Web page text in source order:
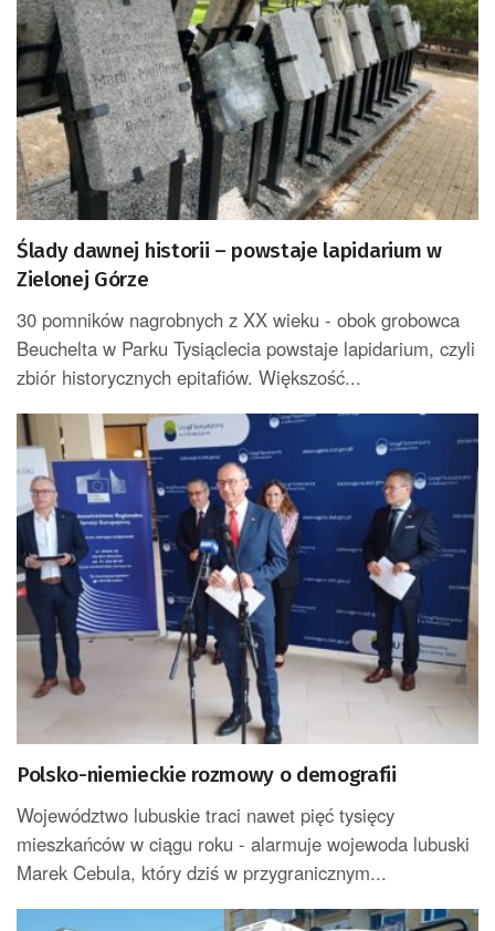
Ślady dawnej historii – powstaje lapidarium w
Zielonej Górze
30 pomników nagrobnych z XX wieku - obok grobowca
Beuchelta w Parku Tysiąclecia powstaje lapidarium, czyli
zbiór historycznych epitafiów. Większość...
Polsko-niemieckie rozmowy o demografii
Województwo lubuskie traci nawet pięć tysięcy
mieszkańców w ciągu roku - alarmuje wojewoda lubuski
Marek Cebula, który dziś w przygranicznym...